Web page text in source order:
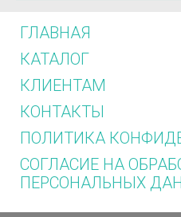
ГЛАВНАЯ
КАТАЛОГ
КЛИЕНТАМ
КОНТАКТЫ
ПОЛИТИКА
СОГЛАСИЕ НА
ПЕРСОНАЛЬНЫХ